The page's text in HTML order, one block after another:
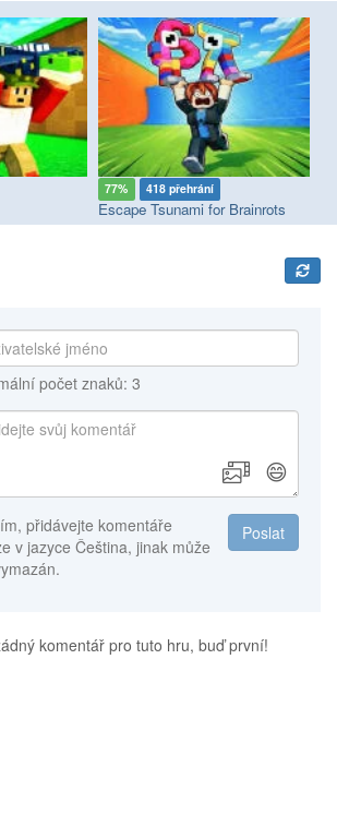
77% 418 přehrání
Escape Tsunami for Brainrots
počet znaků: 3
😄
Poslat
přidávejte komentáře
v jazyce Čeština, jinak může
komentář pro tuto hru, buď první!